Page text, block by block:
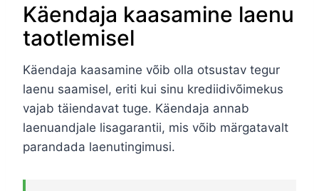
Käendaja kaasamine laenu
taotlemisel
Käendaja kaasamine võib olla otsustav tegur
laenu saamisel, eriti kui sinu krediidivõimekus
vajab täiendavat tuge. Käendaja annab
laenuandjale lisagarantii, mis võib märgatavalt
parandada laenutingimusi.